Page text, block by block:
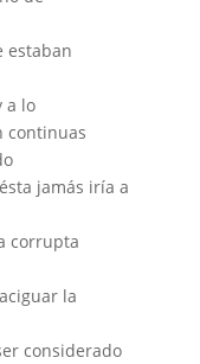
estaban
a lo
continuas
jamás iría a
corrupta
la
considerado